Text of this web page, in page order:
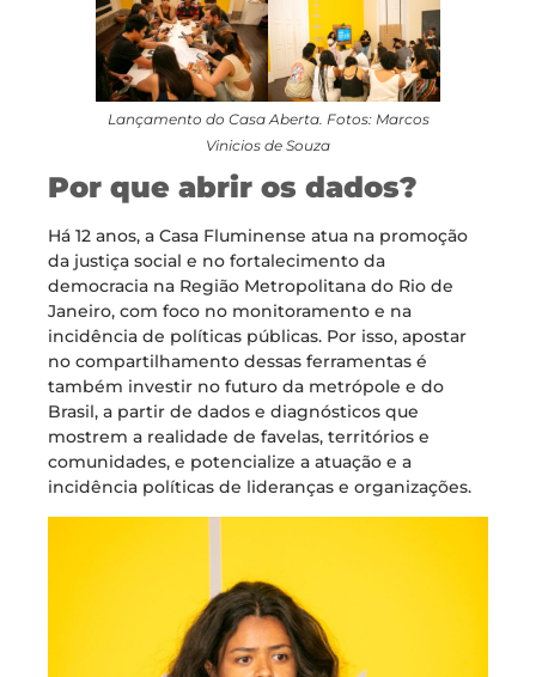
Lançamento do Casa Aberta. Fotos: Marcos
Vinicios de Souza
Por que abrir os dados?
Há 12 anos, a Casa Fluminense atua na promoção
da justiça social e no fortalecimento da
democracia na Região Metropolitana do Rio de
Janeiro, com foco no monitoramento e na
incidência de políticas públicas. Por isso, apostar
no compartilhamento dessas ferramentas é
também investir no futuro da metrópole e do
Brasil, a partir de dados e diagnósticos que
mostrem a realidade de favelas, territórios e
comunidades, e potencialize a atuação e a
incidência políticas de lideranças e organizações.